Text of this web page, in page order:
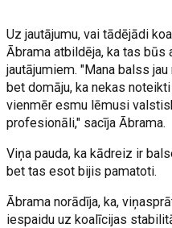
Uz jautājumu, vai tādējādi
Ābrama atbildēja, ka tas
jautājumiem. "Mana balss
bet domāju, ka nekas
vienmēr esmu lēmusi
profesionāli," sacīja Ābrama.
Viņa pauda, ka kādreiz ir
bet tas esot bijis pamatoti.
Ābrama norādīja, ka,
iespaidu uz koalīcijas